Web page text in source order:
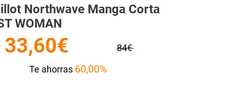
Northwave Manga Corta
WOMAN
33,60€
84€
Te ahorras 60,00%